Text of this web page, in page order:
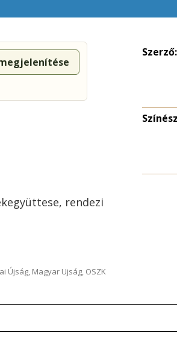
rendezi
Újság, Magyar Ujság, OSZK
Szerző: